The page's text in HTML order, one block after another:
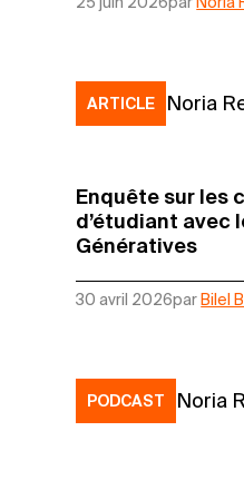
ARTICLE Noria
Enquête sur les
d’étudiant avec
Génératives
30 avril 2026par Bilel
PODCAST Noria